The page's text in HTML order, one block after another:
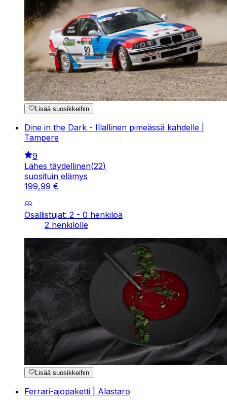
Lisää suosikkeihin
Dine in the Dark - Illallinen pimeässä kahdelle |
Tampere
9
Lähes täydellinen(22)
suosituin elämys
199,99 €
Osallistujat: 2 - 0 henkilöä
2 henkilölle
Lisää suosikkeihin
Ferrari-ajopaketti | Alastaro